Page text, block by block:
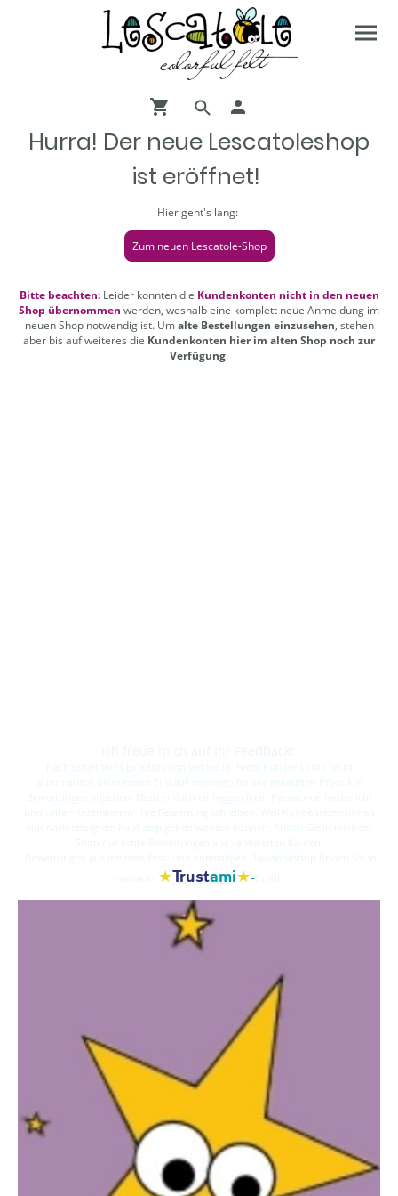
Hurra! Der neue Lescatoleshop
ist eröffnet!
Hier geht's lang:
Zum neuen Lescatole-Shop
Bitte beachten:Leider konnten die Kundenkonten nicht in den neuen
Shop übernommen werden, weshalb eine komplett neue Anmeldung im
neuen Shop notwendig ist. Umalte Bestellungen einzusehen, stehen
aber bis auf weiteres die Kundenkonten hier im alten Shop noch zur
Verfügung.
★Trustami★-Profil.